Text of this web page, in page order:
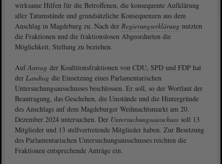
wirksame Hilfen für die Betroffenen, die konsequente Aufklärung
aller Tatumstände und grundsätzliche Konsequenzen aus dem
Anschlag in Magdeburg zu. Nach der Regierungserklärung nutzten
die Fraktionen und die fraktionslosen Abgeordneten die
Möglichkeit, Stellung zu beziehen.
AufAntrag der Koalitionsfraktionen von CDU, SPD und FDP hat
der Landtag die Einsetzung eines Parlamentarischen
Untersuchungsausschusses beschlossen. Er soll, so der Wortlaut der
Beantragung, das Geschehen, die Umstände und die Hintergründe
des Anschlags auf dem Magdeburger Weihnachtsmarkt am 20.
Dezember 2024 untersuchen. Der Untersuchungsausschuss soll 13
Mitglieder und 13 stellvertretende Mitglieder haben. Zur Besetzung
des Parlamentarischen Untersuchungsausschusses reichten die
Fraktionen entsprechende Anträge ein.